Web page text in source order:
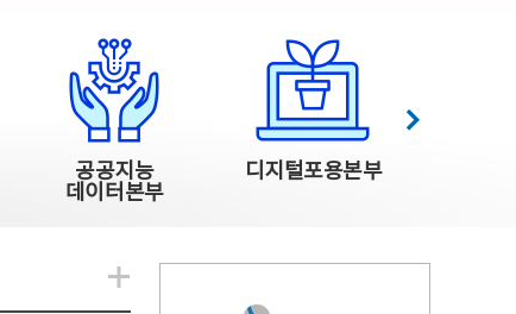
공공지능
데이터본부
디지털포용본부
다음
알림관련 더보기